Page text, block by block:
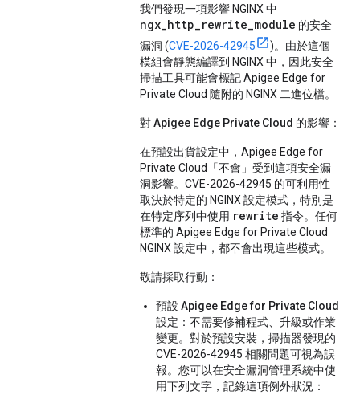
我們發現一項影響 NGINX 中
ngx_http_rewrite_module 的安全
漏洞 (CVE-2026-42945
)。由於這個
模組會靜態編譯到 NGINX 中，因此安全
掃描工具可能會標記 Apigee Edge for
Private Cloud 隨附的 NGINX 二進位檔。
對 Apigee Edge Private Cloud 的影響：
在預設出貨設定中，Apigee Edge for
Private Cloud「不會」 受到這項安全漏
洞影響。CVE-2026-42945 的可利用性
取決於特定的 NGINX 設定模式，特別是
在特定序列中使用 rewrite 指令。任何
標準的 Apigee Edge for Private Cloud
NGINX 設定中，都不會出現這些模式。
敬請採取行動：
預設 Apigee Edge for Private Cloud
設定： 不需要修補程式、升級或作業
變更。對於預設安裝，掃描器發現的
CVE-2026-42945 相關問題可視為誤
報。您可以在安全漏洞管理系統中使
用下列文字，記錄這項例外狀況：